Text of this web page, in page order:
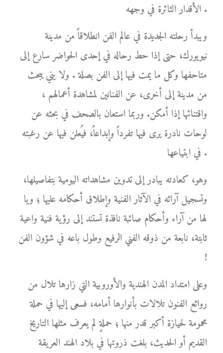
الأقدار الثائرة في وجهه .
ويبدأ رحلته الجديدة في عالم الفن انطلاقاً من مدينة
نيويورك، حتى إذا حط رحاله في إحدى الحواضر سارع إلى
متاحفها وكل ما يمت فيها إلى الفن بصلة . ولا يني يبحث
من مدينة إلى أخرى، عن الفنانين لمشاهدة أعمالهم ،
واقتنائها إذا أمكن. وربما استعان بالصحف في بحثه عن
لوحات نادرة يرى فيها تفرداً وإبداعاً، فيُعلن فيها عن رغبته
في ابتياعها .
وهو، كعادته يبادر إلى تدوين مشاهداته اليومية بتفاصيلها،
وتسجيل آرائه في الآثار الفنية وإطلاق أحكامه عليها ؛ ويا
لها من آراء وأحكام صائبة نافذة تستند إلى رؤية فنية واعية
ثابتة، نابعة من ذوقه الفني الرفيع وطول باعه في شؤون الفن
!
وعلى امتداد المدن الهندية والأوروبية التي زارها تلال من
روائع الفنون تلالات بأنوارها أمامه، فسعى إليها في حملة
محمومة لحيازة أكبر قدر منها ؛ حملةٍ لم يعرف مثلها التاريخ
القديم أو الحديث، بلغت ذروتها في بلاد الهند العريقة